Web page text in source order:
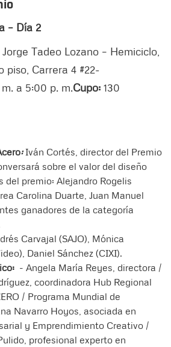
– Día 2
Tadeo Lozano – Hemiciclo,
piso, Carrera 4 #22-
a 5:00 p. m.Cupo: 130
: Iván Cortés, director del Premio
sobre el valor del diseño
del premio: Alejandro Rogelis
Carolina Duarte, Juan Manuel
ganadores de la categoría
Carvajal (SAJO), Mónica
Daniel Sánchez (CIXI).
- Angela María Reyes, directora /
coordinadora Hub Regional
/ Programa Mundial de
Navarro Hoyos, asociada en
y Emprendimiento Creativo /
profesional experto en